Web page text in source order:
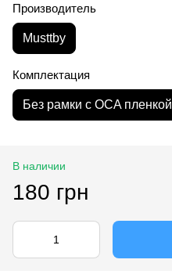
Производитель
Musttby
Комплектация
Без рамки с OCA пленкой
В наличии
180 грн